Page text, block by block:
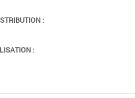
:
: